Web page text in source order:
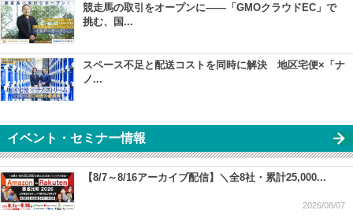
競走馬の取引をオープンに――「GMOクラウドEC」で
挑む、国...
スペース不足と配送コストを同時に解決 地区宅便×「ナ
ノ...
イベント・セミナー情報
【8/7～8/16アーカイブ配信】＼全8社・累計25,000...
2026/08/07